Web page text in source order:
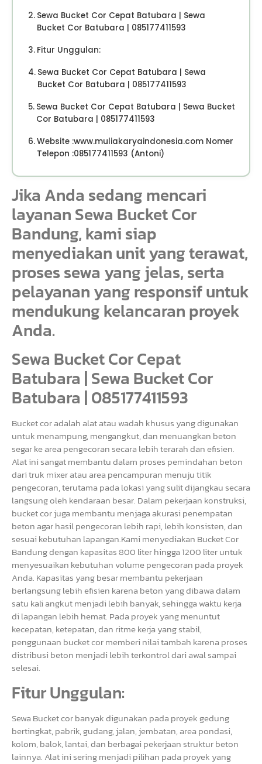
Sewa Bucket Cor Cepat Batubara | Sewa
Bucket Cor Batubara | 085177411593
Fitur Unggulan:
Sewa Bucket Cor Cepat Batubara | Sewa
Bucket Cor Batubara | 085177411593
Sewa Bucket Cor Cepat Batubara | Sewa Bucket
Cor Batubara | 085177411593
Website :www.muliakaryaindonesia.com Nomer
Telepon :085177411593 (Antoni)
Jika Anda sedang mencari
layanan Sewa Bucket Cor
Bandung, kami siap
menyediakan unit yang terawat,
proses sewa yang jelas, serta
pelayanan yang responsif untuk
mendukung kelancaran proyek
Anda.
Sewa Bucket Cor Cepat
Batubara | Sewa Bucket Cor
Batubara | 085177411593
Bucket cor adalah alat atau wadah khusus yang digunakan
untuk menampung, mengangkut, dan menuangkan beton
segar ke area pengecoran secara lebih terarah dan efisien.
Alat ini sangat membantu dalam proses pemindahan beton
dari truk mixer atau area pencampuran menuju titik
pengecoran, terutama pada lokasi yang sulit dijangkau secara
langsung oleh kendaraan besar. Dalam pekerjaan konstruksi,
bucket cor juga membantu menjaga akurasi penempatan
beton agar hasil pengecoran lebih rapi, lebih konsisten, dan
sesuai kebutuhan lapangan.Kami menyediakan Bucket Cor
Bandung dengan kapasitas 800 liter hingga 1200 liter untuk
menyesuaikan kebutuhan volume pengecoran pada proyek
Anda. Kapasitas yang besar membantu pekerjaan
berlangsung lebih efisien karena beton yang dibawa dalam
satu kali angkut menjadi lebih banyak, sehingga waktu kerja
di lapangan lebih hemat. Pada proyek yang menuntut
kecepatan, ketepatan, dan ritme kerja yang stabil,
penggunaan bucket cor memberi nilai tambah karena proses
distribusi beton menjadi lebih terkontrol dari awal sampai
selesai.
Fitur Unggulan:
Sewa Bucket cor banyak digunakan pada proyek gedung
bertingkat, pabrik, gudang, jalan, jembatan, area pondasi,
kolom, balok, lantai, dan berbagai pekerjaan struktur beton
lainnya. Alat ini sering menjadi pilihan pada proyek yang